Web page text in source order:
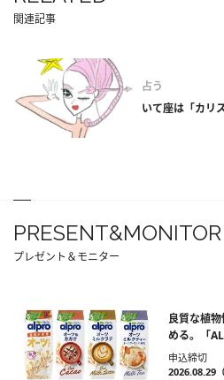
関連記事
占う
いて座は「カリ
PRESENT&MONITOR
プレゼント＆モニター
良質な植
める。「
申込締切
2026.08.29